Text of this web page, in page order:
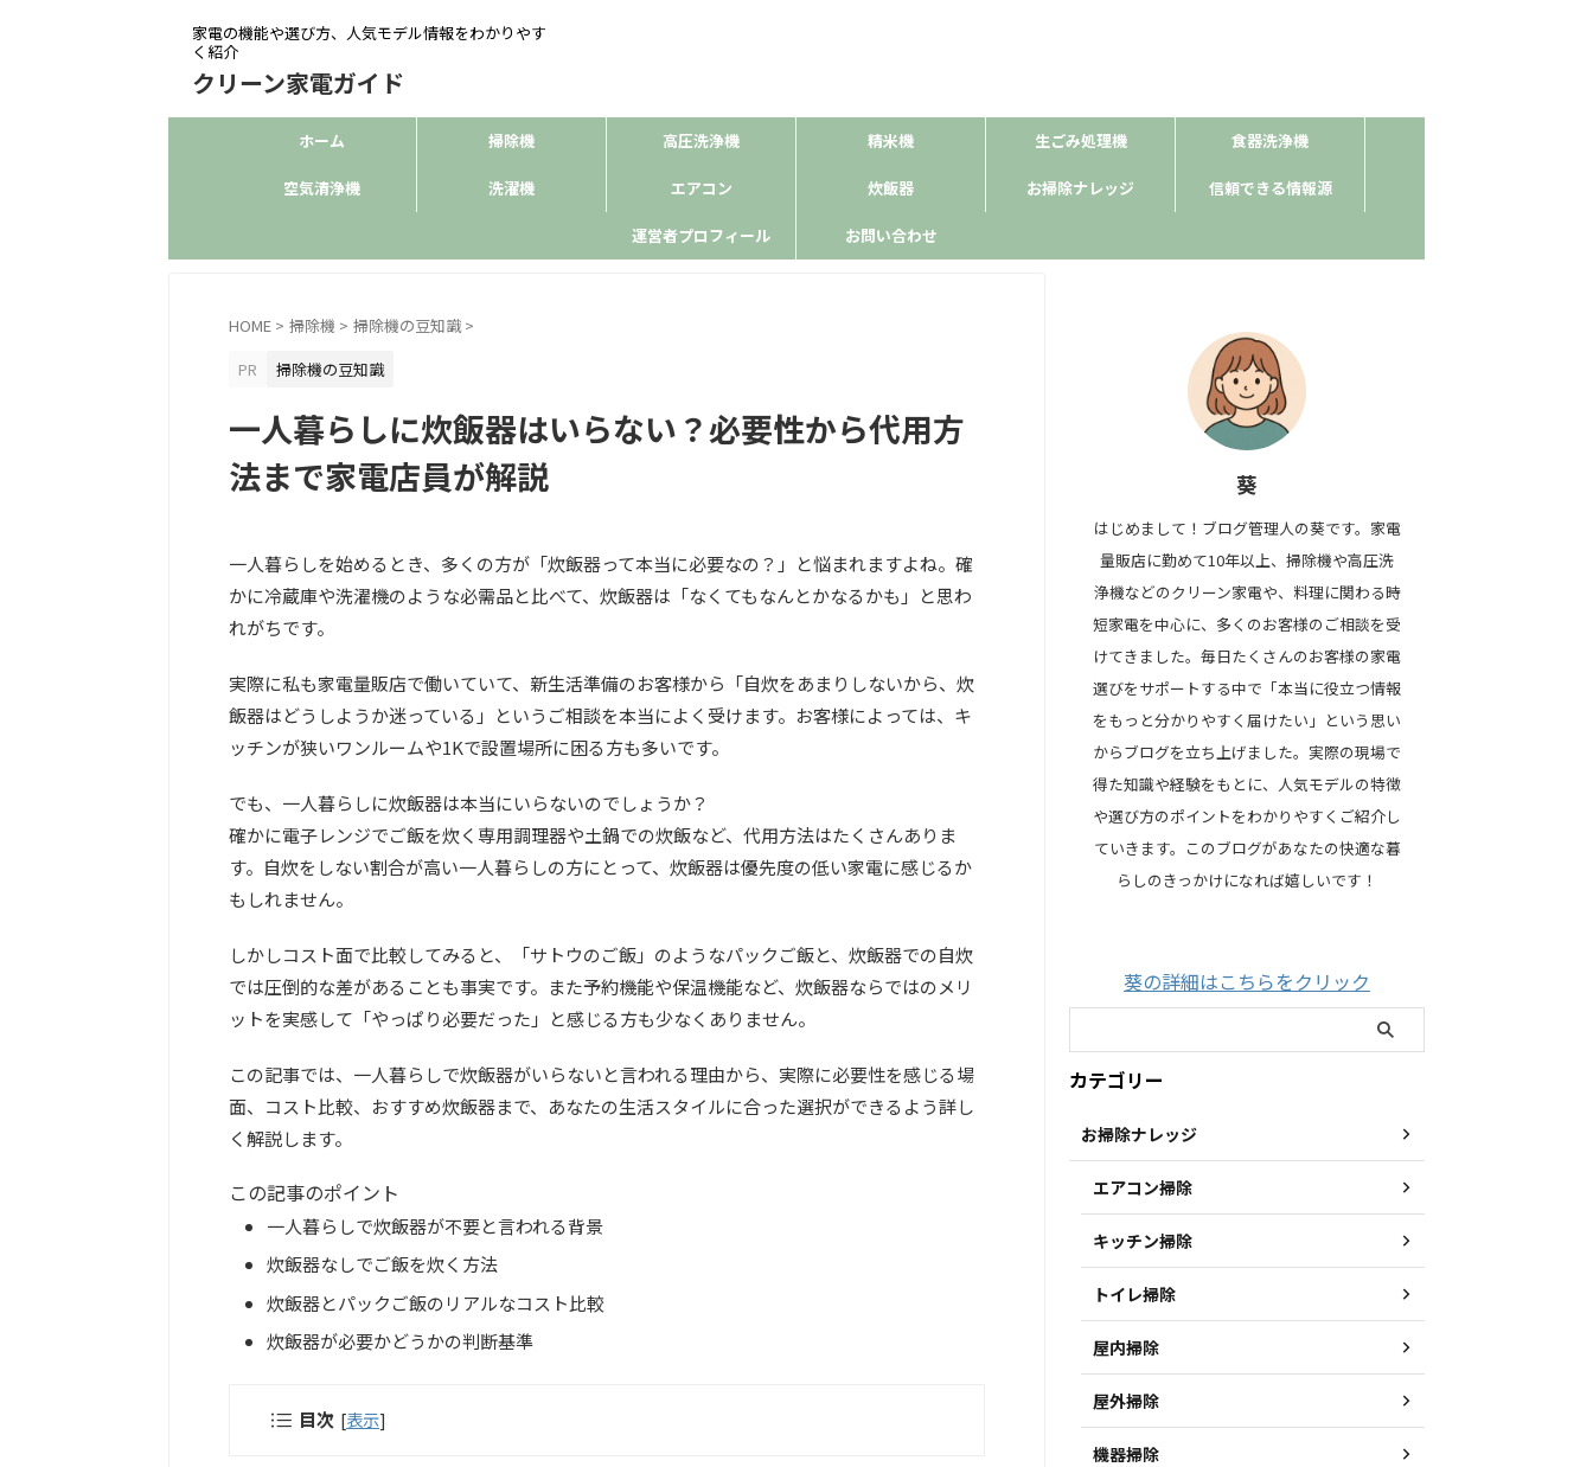
家電の機能や選び方、人気モデル情報をわかりやす
く紹介
クリーン家電ガイド
ホーム 掃除機 高圧洗浄機 精米機 生ごみ処理機 食器洗浄機
空気清浄機 洗濯機 エアコン 炊飯器 お掃除ナレッジ 信頼できる情報源
運営者プロフィール お問い合わせ
HOME > 掃除機 > 掃除機の豆知識 >
PR
掃除機の豆知識
一人暮らしに炊飯器はいらない？必要性から代用方
法まで家電店員が解説
一人暮らしを始めるとき、多くの方が「炊飯器って本当に必要なの？」と悩まれますよね。確
かに冷蔵庫や洗濯機のような必需品と比べて、炊飯器は「なくてもなんとかなるかも」と思わ
れがちです。
実際に私も家電量販店で働いていて、新生活準備のお客様から「自炊をあまりしないから、炊
飯器はどうしようか迷っている」というご相談を本当によく受けます。お客様によっては、キ
ッチンが狭いワンルームや1Kで設置場所に困る方も多いです。
でも、一人暮らしに炊飯器は本当にいらないのでしょうか？
確かに電子レンジでご飯を炊く専用調理器や土鍋での炊飯など、代用方法はたくさんありま
す。自炊をしない割合が高い一人暮らしの方にとって、炊飯器は優先度の低い家電に感じるか
もしれません。
しかしコスト面で比較してみると、「サトウのご飯」のようなパックご飯と、炊飯器での自炊
では圧倒的な差があることも事実です。また予約機能や保温機能など、炊飯器ならではのメリ
ットを実感して「やっぱり必要だった」と感じる方も少なくありません。
この記事では、一人暮らしで炊飯器がいらないと言われる理由から、実際に必要性を感じる場
面、コスト比較、おすすめ炊飯器まで、あなたの生活スタイルに合った選択ができるよう詳し
く解説します。
この記事のポイント
一人暮らしで炊飯器が不要と言われる背景
炊飯器なしでご飯を炊く方法
炊飯器とパックご飯のリアルなコスト比較
炊飯器が必要かどうかの判断基準
目次 [表示]
葵
はじめまして！ブログ管理人の葵です。家電
量販店に勤めて10年以上、掃除機や高圧洗
浄機などのクリーン家電や、料理に関わる時
短家電を中心に、多くのお客様のご相談を受
けてきました。毎日たくさんのお客様の家電
選びをサポートする中で「本当に役立つ情報
をもっと分かりやすく届けたい」という思い
からブログを立ち上げました。実際の現場で
得た知識や経験をもとに、人気モデルの特徴
や選び方のポイントをわかりやすくご紹介し
ていきます。このブログがあなたの快適な暮
らしのきっかけになれば嬉しいです！
葵の詳細はこちらをクリック
カテゴリー
お掃除ナレッジ
エアコン掃除
キッチン掃除
トイレ掃除
屋内掃除
屋外掃除
機器掃除